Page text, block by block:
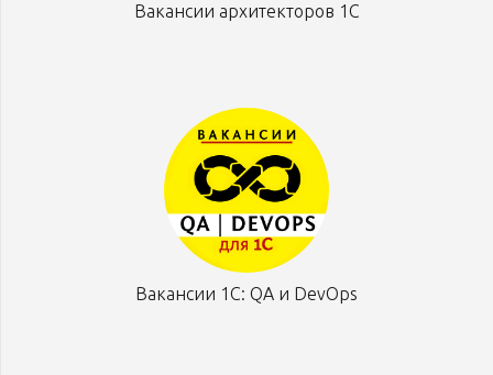
Вакансии архитекторов 1С
Вакансии 1С: QA и DevOps